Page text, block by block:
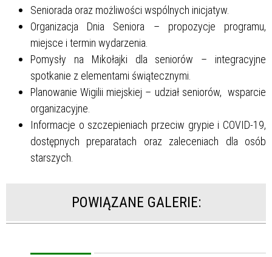
Seniorada oraz możliwości wspólnych inicjatyw.
Organizacja Dnia Seniora – propozycje programu,
miejsce i termin wydarzenia.
Pomysły na Mikołajki dla seniorów – integracyjne
spotkanie z elementami świątecznymi.
Planowanie Wigilii miejskiej – udział seniorów, wsparcie
organizacyjne.
Informacje o szczepieniach przeciw grypie i COVID-19,
dostępnych preparatach oraz zaleceniach dla osób
starszych.
POWIĄZANE GALERIE: